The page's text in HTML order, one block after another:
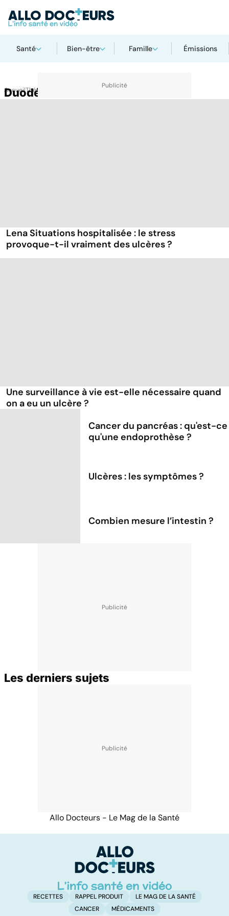
Santé Bien-être Famille Émissions
AccueilThématiques
Duodénum
Lena Situations hospitalisée : le stress
provoque-t-il vraiment des ulcères ?
Une surveillance à vie est-elle nécessaire quand
on a eu un ulcère ?
Cancer du pancréas : qu'est-ce
qu'une endoprothèse ?
Ulcères : les symptômes ?
Combien mesure l’intestin ?
Les derniers sujets
Allo Docteurs - Le Mag de la Santé
RECETTES RAPPEL PRODUIT
LE MAG DE LA SANTÉ
CANCER
MÉDICAMENTS